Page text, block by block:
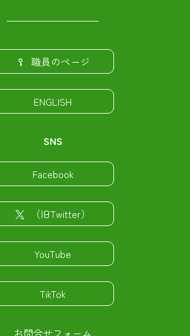
職員のページ
ENGLISH
SNS
Facebook
（旧Twitter）
YouTube
TikTok
お問合せフォーム